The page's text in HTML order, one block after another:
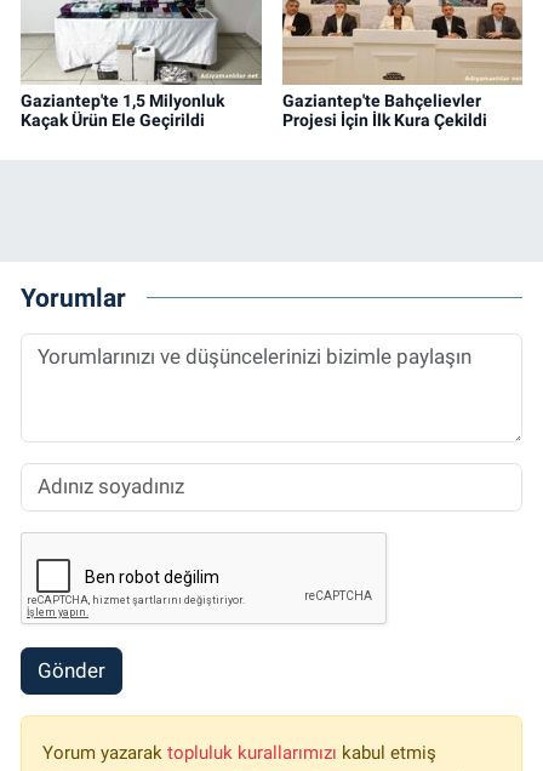
Gaziantep'te 1,5 Milyonluk
Kaçak Ürün Ele Geçirildi
Gaziantep'te Bahçelievler
Projesi İçin İlk Kura Çekildi
Yorumlar
Gönder
Yorum yazarak topluluk kurallarımızı kabul etmiş